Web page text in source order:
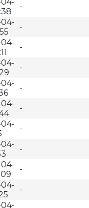
-
-
-
-
-
-
-
-
-
-